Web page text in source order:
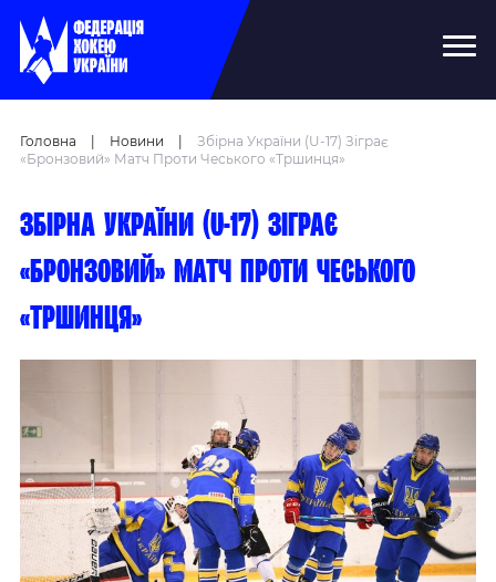
Головна Новини
Збірна України (U-17) Зіграє
«бронзовий» Матч Проти Чеського «Тршинця»
Збірна України (U-17) зіграє
«бронзовий» матч проти чеського
«Тршинця»